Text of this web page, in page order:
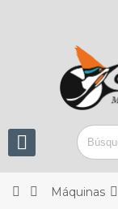

  Máquinas 